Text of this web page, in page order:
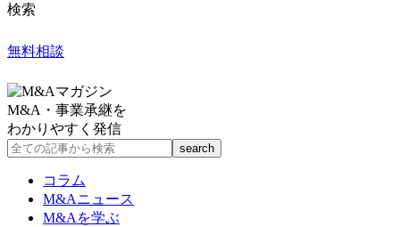
検索
無料相談
M&A・事業承継を
わかりやすく発信
コラム
M&Aニュース
M&Aを学ぶ